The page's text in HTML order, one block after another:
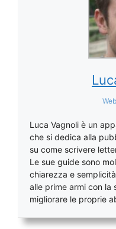
Luca Vagnoli è un
che si dedica alla
su come scrivere
Le sue guide sono
chiarezza e
alle prime armi con la
migliorare le proprie